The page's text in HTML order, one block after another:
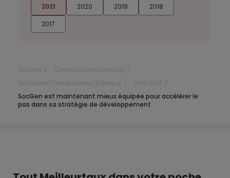
2021
2020 2019
2018
2017
SocGen est maintenant mieux équipée pour accélérer le
pas dans sa stratégie de développement